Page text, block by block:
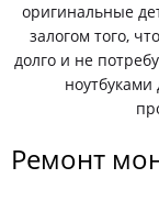
оригинальные
залогом того,
долго и не
Ремонт